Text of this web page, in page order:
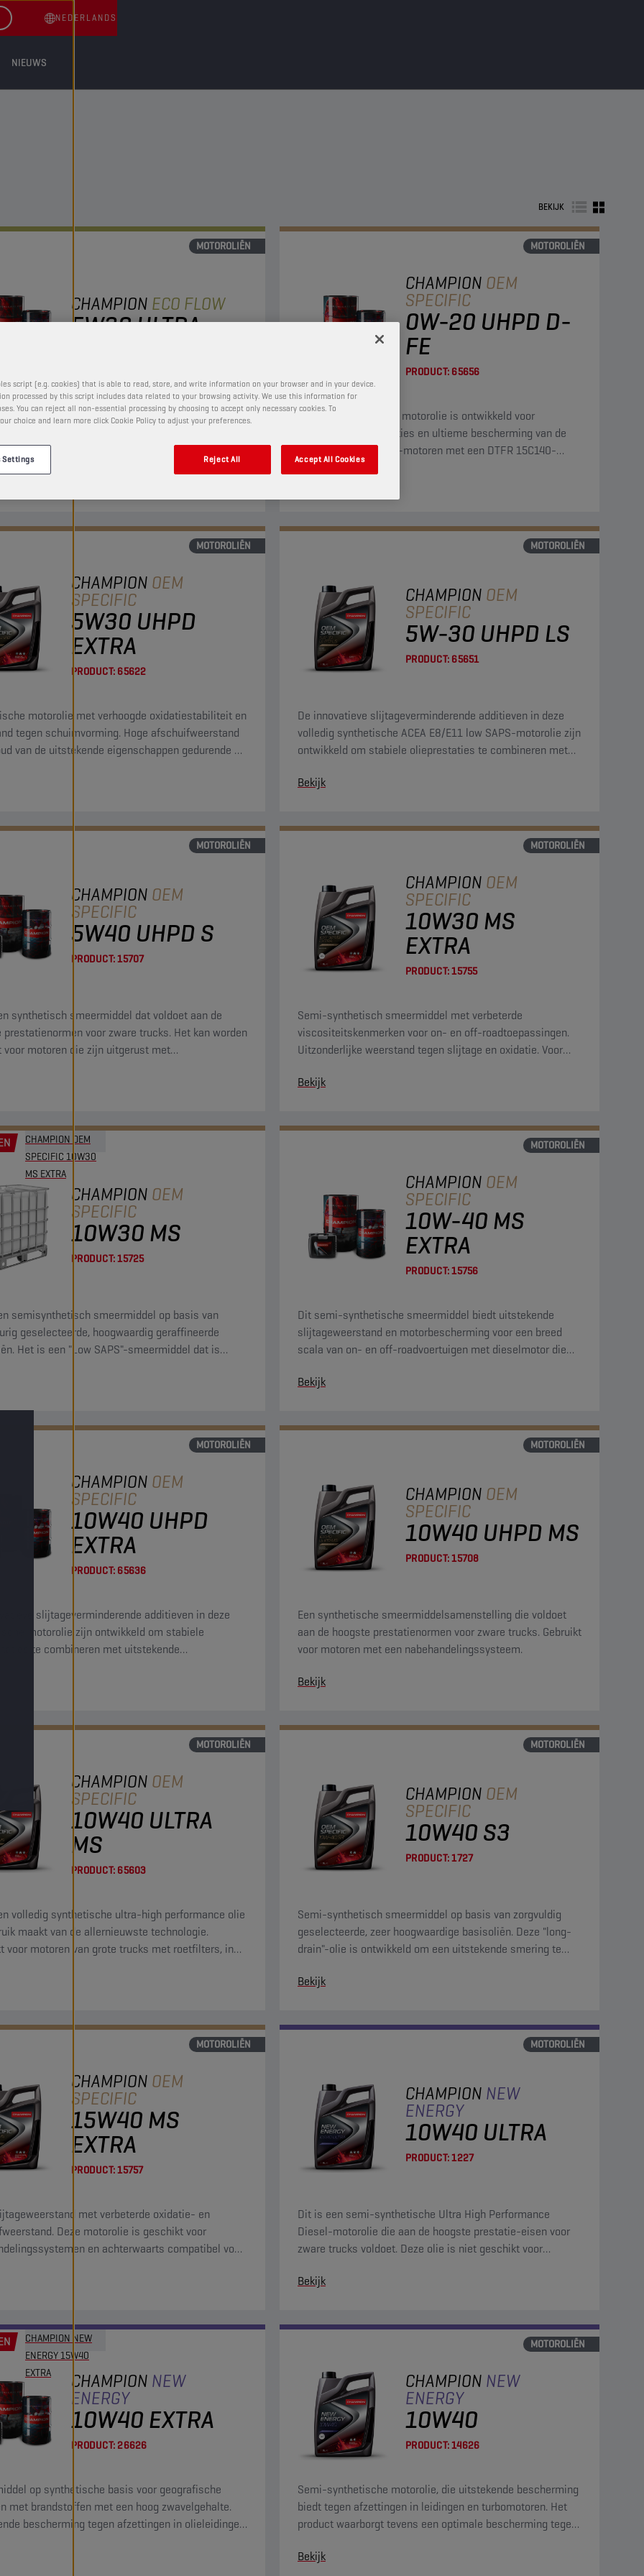
NIEUWS
NEDERLANDS
BEKIJK
MOTOROLIËN
CHAMPION ECO FLOW
5W30 ULTRA
volledig synthetische Ultra High Performance
voldoet. Hij biedt optimale bescherming tegen
veroudering.
MOTOROLIËN
CHAMPION OEM
SPECIFIC
0W-20 UHPD D-
FE
PRODUCT: 65656
Deze volsynthetische motorolie is ontwikkeld voor
hoogwaardige prestaties en ultieme bescherming van de
laatste Daimler Truck-motoren met een DTFR 15C140-
motoroliespecificatie.
MOTOROLIËN
CHAMPION OEM
SPECIFIC
5W30 UHPD
EXTRA
PRODUCT: 65622
motorolie met verhoogde oxidatiestabiliteit en
tegen schuimvorming. Hoge afschuifweerstand
van de uitstekende eigenschappen gedurende de
MOTOROLIËN
CHAMPION OEM
SPECIFIC
5W-30 UHPD LS
PRODUCT: 65651
De innovatieve slijtageverminderende additieven in deze
volledig synthetische ACEA E8/E11 low SAPS-motorolie zijn
ontwikkeld om stabiele olieprestaties te combineren met
in langere verversingsintervallen zonder concessies te doen
Bekijk
MOTOROLIËN
CHAMPION OEM
SPECIFIC
5W40 UHPD S
PRODUCT:15707
synthetisch smeermiddel dat voldoet aan de
prestatienormen voor zware trucks. Het kan worden
voor motoren die zijn uitgerust met
MOTOROLIËN
CHAMPION OEM
SPECIFIC
10W30 MS
EXTRA
PRODUCT:15755
Semi-synthetisch smeermiddel met verbeterde
viscositeitskenmerken voor on- en off-roadtoepassingen.
Uitzonderlijke weerstand tegen slijtage en oxidatie. Voor
Bekijk
CHAMPION OEM
SPECIFIC 10W30
MS EXTRA
CHAMPION OEM
SPECIFIC
10W30 MS
PRODUCT:15725
semisynthetisch smeermiddel op basis van
geselecteerde, hoogwaardig geraffineerde
Het is een "Low SAPS"-smeermiddel dat is
U.S. EPA 07.
MOTOROLIËN
CHAMPION OEM
SPECIFIC
10W-40 MS
EXTRA
PRODUCT:15756
Dit semi-synthetische smeermiddel biedt uitstekende
slijtageweerstand en motorbescherming voor een breed
scala van on- en off-roadvoertuigen met dieselmotor die
Bekijk
MOTOROLIËN
CHAMPION OEM
SPECIFIC
10W40 UHPD
EXTRA
PRODUCT: 65636
slijtageverminderende additieven in deze
motorolie zijn ontwikkeld om stabiele
te combineren met uitstekende
MOTOROLIËN
CHAMPION OEM
SPECIFIC
10W40 UHPD MS
PRODUCT:15708
Een synthetische smeermiddelsamenstelling die voldoet
aan de hoogste prestatienormen voor zware trucks. Gebruikt
voor motoren met een nabehandelingssysteem.
Bekijk
MOTOROLIËN
CHAMPION OEM
SPECIFIC
10W40 ULTRA
MS
PRODUCT: 65603
volledig synthetische ultra-high performance olie
maakt van de allernieuwste technologie.
voor motoren van grote trucks met roetfilters, in
50 ppm).
MOTOROLIËN
CHAMPION OEM
SPECIFIC
10W40 S3
PRODUCT:1727
Semi-synthetisch smeermiddel op basis van zorgvuldig
geselecteerde, zeer hoogwaardige basisoliën. Deze "long-
drain"-olie is ontwikkeld om een uitstekende smering te
Bekijk
MOTOROLIËN
CHAMPION OEM
SPECIFIC
15W40 MS
EXTRA
PRODUCT:15757
met verbeterde oxidatie- en
Deze motorolie is geschikt voor
en achterwaarts compatibel voor
MOTOROLIËN
CHAMPION NEW
ENERGY
10W40 ULTRA
PRODUCT:1227
Dit is een semi-synthetische Ultra High Performance
Diesel-motorolie die aan de hoogste prestatie-eisen voor
zware trucks voldoet. Deze olie is niet geschikt voor
Bekijk
CHAMPION NEW
ENERGY 15W40
EXTRA
CHAMPION NEW
ENERGY
10W40 EXTRA
PRODUCT:26626
op synthetische basis voor geografische
met brandstoffen met een hoog zwavelgehalte.
bescherming tegen afzettingen in olieleidingen
MOTOROLIËN
CHAMPION NEW
ENERGY
10W40
PRODUCT:14626
Semi-synthetische motorolie, die uitstekende bescherming
biedt tegen afzettingen in leidingen en turbomotoren. Het
product waarborgt tevens een optimale bescherming tegen
Bekijk
script (e.g. cookies) that is able to read, store, and write information on your browser and in your device.
processed by this script includes data related to your browsing activity. We use this information for
You can reject all non-essential processing by choosing to accept only necessary cookies. To
choice and learn more click Cookie Policy to adjust your preferences.
Settings Reject All Accept All Cookies